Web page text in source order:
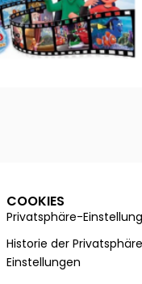
COOKIES
Privatsphäre-
Historie der
Einstellungen